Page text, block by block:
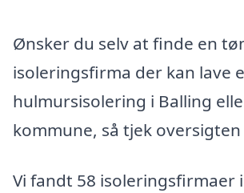
Ønsker du selv at finde en
isoleringsfirma der kan lave
hulmursisolering i Balling
kommune, så tjek
Vi fandt 58 isoleringsfirmaer